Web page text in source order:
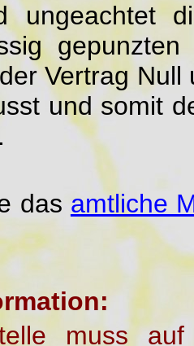
ungeachtet
Vertrag
und somit
das amtliche
muss auf